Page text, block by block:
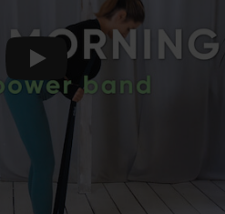
Odtwórz